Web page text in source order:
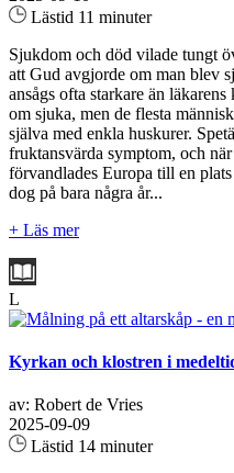
Lästid 11 minuter
Sjukdom och död vilade tungt
att Gud avgjorde om man blev
ansågs ofta starkare än
om sjuka, men de flesta
själva med enkla huskurer.
fruktansvärda symptom, och
förvandlades Europa till en
dog på bara några år...
+ Läs mer
L
Kyrkan och klostren i
av: Robert de Vries
2025-09-09
Lästid 14 minuter